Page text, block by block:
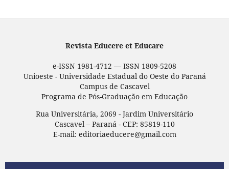
Revista Educere et Educare
e-ISSN 1981-4712 — ISSN 1809-5208
Unioeste - Universidade Estadual do Oeste do Paraná
Campus de Cascavel
Programa de Pós-Graduação em Educação
Rua Universitária, 2069 - Jardim Universitário
Cascavel – Paraná - CEP: 85819-110
E-mail: editoriaeducere@gmail.com